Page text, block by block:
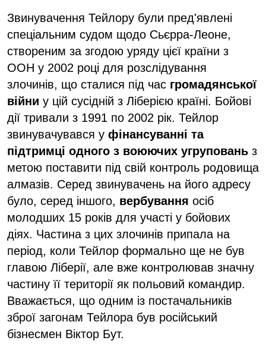
Звинувачення Тейлору були пред'явлені
спеціальним судом щодо Сьєрра-Леоне,
створеним за згодою уряду цієї країни з
ООН у 2002 році для розслідування
злочинів, що сталися під час громадянської
війни у ​​цій сусідній з Ліберією країні. Бойові
дії тривали з 1991 по 2002 рік. Тейлор
звинувачувався у фінансуванні та
підтримці одного з воюючих угруповань з
метою поставити під свій контроль родовища
алмазів. Серед звинувачень на його адресу
було, серед іншого, вербування осіб
молодших 15 років для участі у бойових
діях. Частина з цих злочинів припала на
період, коли Тейлор формально ще не був
главою Ліберії, але вже контролював значну
частину її території як польовий командир.
Вважається, що одним із постачальників
зброї загонам Тейлора був російський
бізнесмен Віктор Бут.